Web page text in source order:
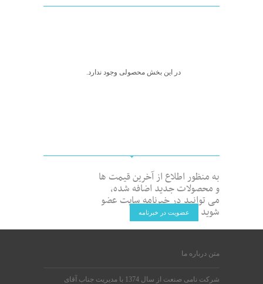
در این بخش محصولی وجود ندارد.
به منظور اطلاع از آخرین قیمت ها
و محصولات جدید اضافه شده،
می توانید در خبرنامه سایت عضو
شوید عضویت در خبرنامه
متن درباره ما
شرکت نامی صنعت از سال 1374 با مدیریت جناب آقای